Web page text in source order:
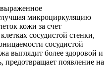
микроциркуляцию
кожи за счет
сосудистой стенки,
сосудистой
выглядит более здоровой и
предотвращает появление на